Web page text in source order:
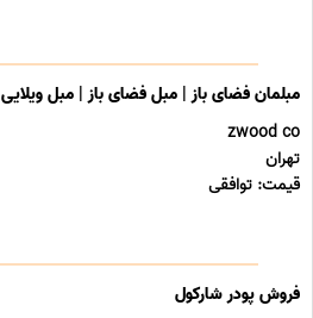
مبلمان فضای باز | مبل فضای باز | مبل ویلایی
zwood co
تهران
قیمت: توافقی
فروش پودر شارکول